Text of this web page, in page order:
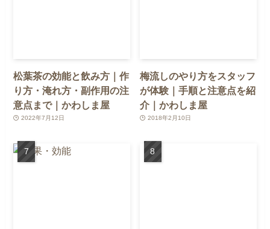
松葉茶の効能と飲み方｜作
り方・淹れ方・副作用の注
意点まで｜かわしま屋
2022年7月12日
梅流しのやり方をスタッフ
が体験｜手順と注意点を紹
介｜かわしま屋
2018年2月10日